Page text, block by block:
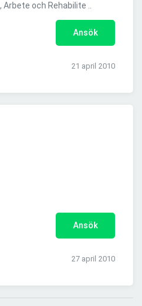
och Rehabilite ..
Ansök
21 april 2010
Ansök
27 april 2010